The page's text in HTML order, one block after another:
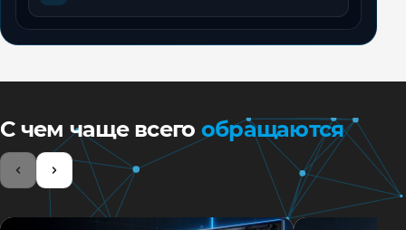
С чем чаще всего обращаются